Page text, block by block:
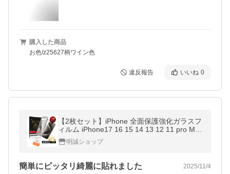
購入した商品
お色/z25627柄ワイン色
違反報告 いいね 0
【2枚セット】iPhone 全面保護強化ガラスフ
ィルム iPhone17 16 15 14 13 12 11 pro Max
plus XS XR X 硬度10H 貼付けキット付き 全
面保護フィルム iPhone17e 16e
明誠ショップ
簡単にピッタリ綺麗に貼れました 2025/11/4